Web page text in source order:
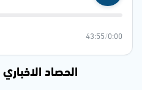
0:00
/
43:55
الحصاد الاخباري -